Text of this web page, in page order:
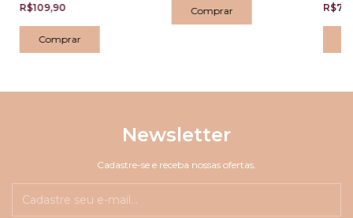
R$109,90
Newsletter
Cadastre-se e receba nossas ofertas.